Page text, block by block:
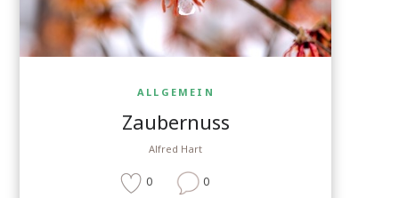
ALLGEMEIN
Zaubernuss
Alfred Hart
0 0